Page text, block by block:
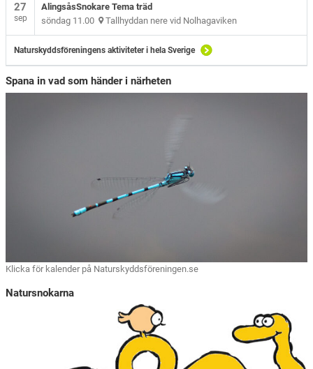
27
sep
AlingsåsSnokare Tema träd
söndag 11.00 Tallhyddan nere vid Nolhagaviken
Naturskyddsföreningens aktiviteter i hela Sverige
Spana in vad som händer i närheten
Klicka för kalender på Naturskyddsföreningen.se
Natursnokarna